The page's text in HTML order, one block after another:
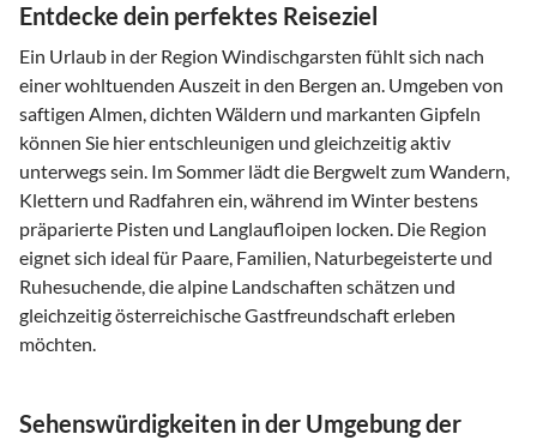
Entdecke dein perfektes Reiseziel
Ein Urlaub in der Region Windischgarsten fühlt sich nach
einer wohltuenden Auszeit in den Bergen an. Umgeben von
saftigen Almen, dichten Wäldern und markanten Gipfeln
können Sie hier entschleunigen und gleichzeitig aktiv
unterwegs sein. Im Sommer lädt die Bergwelt zum Wandern,
Klettern und Radfahren ein, während im Winter bestens
präparierte Pisten und Langlaufloipen locken. Die Region
eignet sich ideal für Paare, Familien, Naturbegeisterte und
Ruhesuchende, die alpine Landschaften schätzen und
gleichzeitig österreichische Gastfreundschaft erleben
möchten.
Sehenswürdigkeiten in der Umgebung der